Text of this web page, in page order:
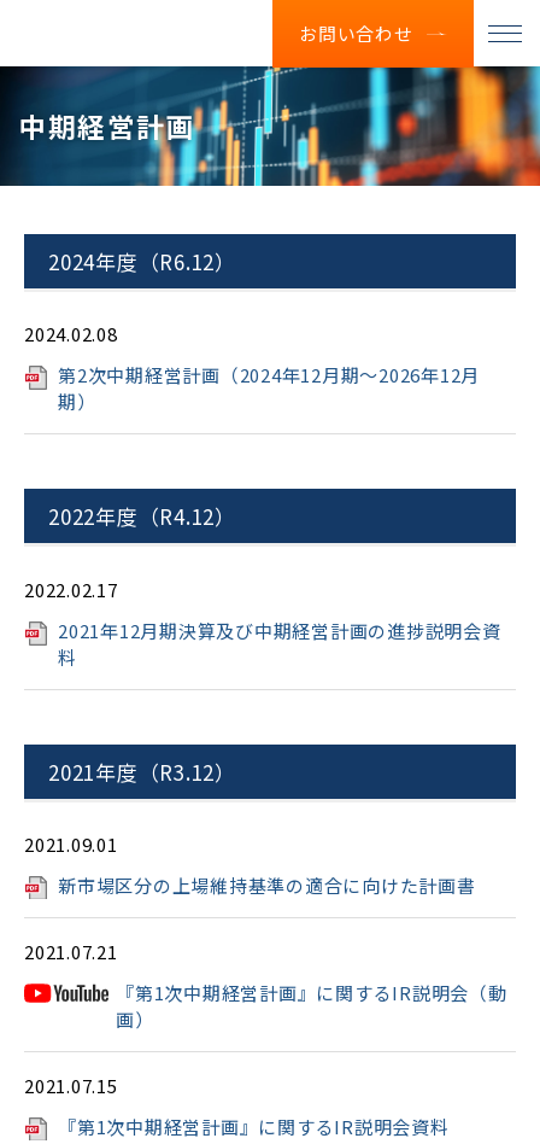
お問い合わせ
中期経営計画
2024年度（R6.12）
2024.02.08
第2次中期経営計画（2024年12月期～2026年12月
期）
2022年度（R4.12）
2022.02.17
2021年12月期決算及び中期経営計画の進捗説明会資
料
2021年度（R3.12）
2021.09.01
新市場区分の上場維持基準の適合に向けた計画書
2021.07.21
『第1次中期経営計画』に関するIR説明会（動
画）
2021.07.15
『第1次中期経営計画』に関するIR説明会資料